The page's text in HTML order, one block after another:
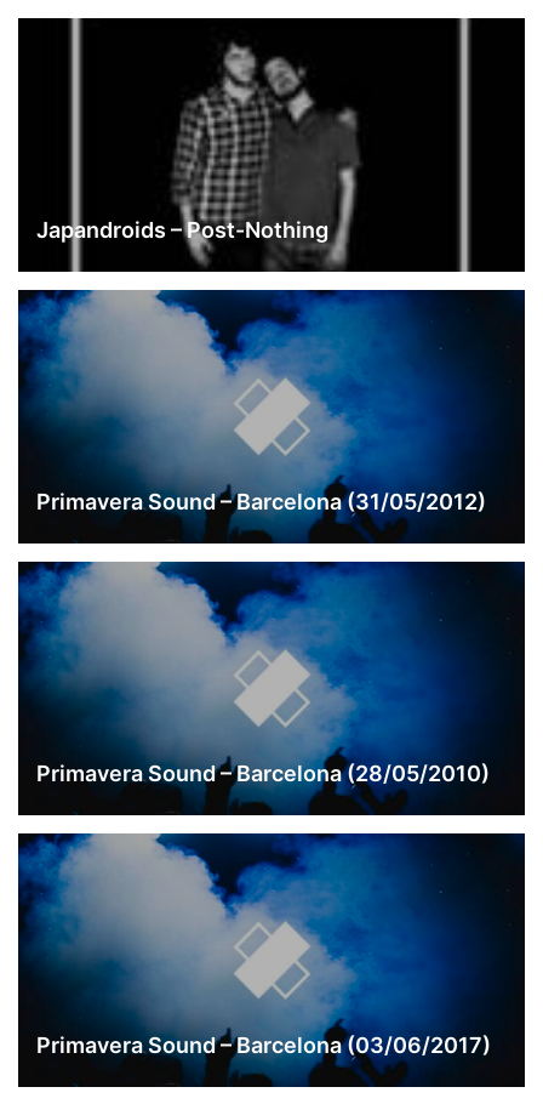
Japandroids – Post-Nothing
Primavera Sound – Barcelona (31/05/2012)
Primavera Sound – Barcelona (28/05/2010)
Primavera Sound – Barcelona (03/06/2017)